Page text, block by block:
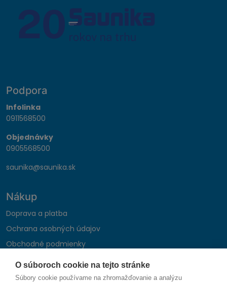
O súboroch cookie na tejto stránke
Súbory cookie používame na zhromažďovanie a analýzu
Podpora
Infolinka
0911568500
Objednávky
0905568500
saunika@saunika.sk
Nákup
Doprava a platba
Ochrana osobných údajov
Obchodné podmienky
Reklamačný poriadok
Montáž autohifi